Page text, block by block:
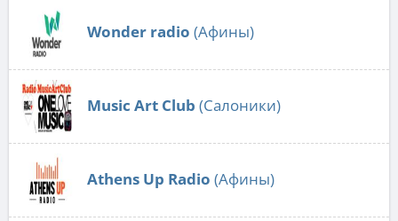
Wonder radio (Афины)
Music Art Club (Салоники)
Athens Up Radio (Афины)